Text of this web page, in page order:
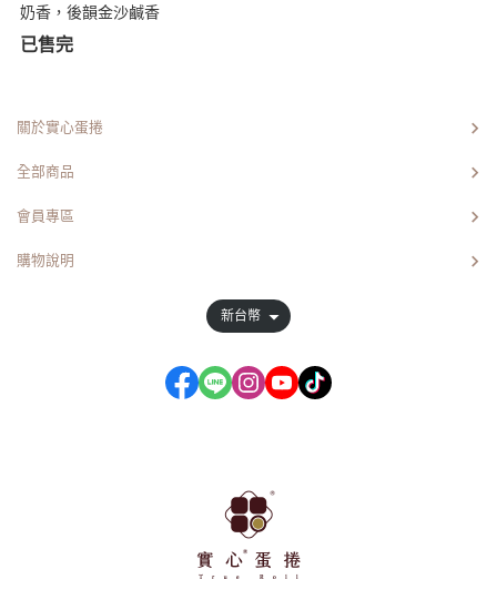
奶香，後韻金沙鹹香
已售完
關於實心蛋捲
全部商品
會員專區
購物說明
新台幣